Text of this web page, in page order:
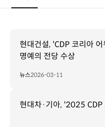
현대건설, 'CDP 코리아
명예의 전당 수상
뉴스2026-03-11
현대차·기아, '2025 CDP